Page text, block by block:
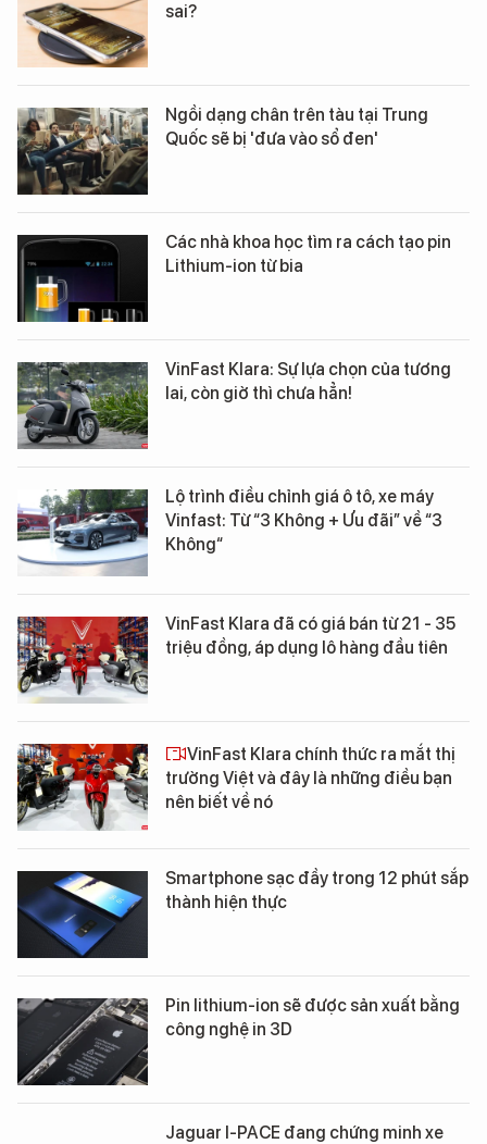
sai?
Ngồi dạng chân trên tàu tại Trung
Quốc sẽ bị 'đưa vào sổ đen'
Các nhà khoa học tìm ra cách tạo pin
Lithium-ion từ bia
VinFast Klara: Sự lựa chọn của tương
lai, còn giờ thì chưa hẳn!
Lộ trình điều chỉnh giá ô tô, xe máy
Vinfast: Từ “3 Không + Ưu đãi” về “3
Không“
VinFast Klara đã có giá bán từ 21 - 35
triệu đồng, áp dụng lô hàng đầu tiên
VinFast Klara chính thức ra mắt thị
trường Việt và đây là những điều bạn
nên biết về nó
Smartphone sạc đầy trong 12 phút sắp
thành hiện thực
Pin lithium-ion sẽ được sản xuất bằng
công nghệ in 3D
Jaguar I-PACE đang chứng minh xe